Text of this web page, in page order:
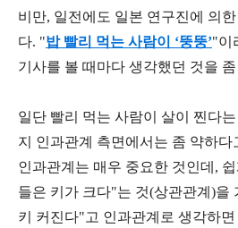
비만, 일전에도 일본 연구진에 의
다. "밥 빨리 먹는 사람이 ‘뚱뚱’"이
기사를 볼 때마다 생각했던 것을
일단 빨리 먹는 사람이 살이 찐다
지 인과관계 측면에서는 좀 약하
인과관계는 매우 중요한 것인데,
들은 키가 크다"는 것(상관관계)을
키 커진다"고 인과관계로 생각하면